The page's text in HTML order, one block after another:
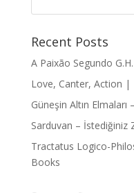
Recent Posts
A Paixão Segundo
Love, Canter, Action |
Güneşin Altın
Sarduvan – İstediğiniz
Tractatus Logico-
Books